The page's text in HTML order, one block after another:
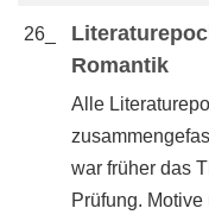
26_
Romantik
Alle
war früher das
Prüfung.